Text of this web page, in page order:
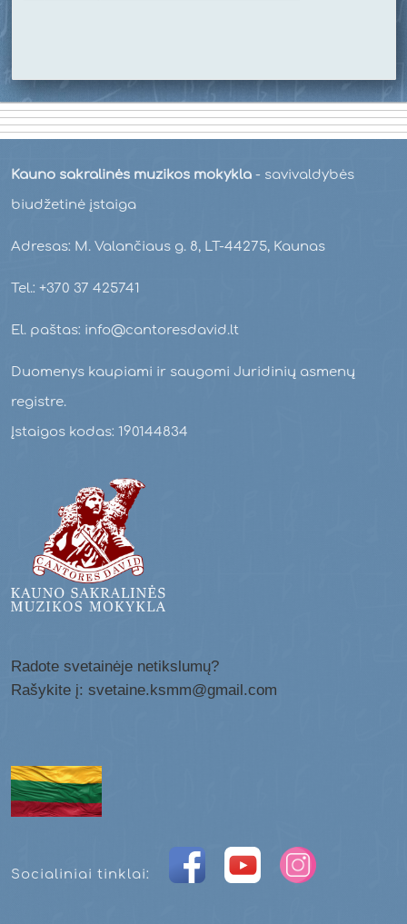
Kauno sakralinės muzikos mokykla - savivaldybės
biudžetinė įstaiga
Adresas: M. Valančiaus g. 8, LT-44275, Kaunas
Tel.: +370 37 425741
El. paštas: info@cantoresdavid.lt
Duomenys kaupiami ir saugomi Juridinių asmenų
registre.
Įstaigos kodas: 190144834
Radote svetainėje netikslumų?
Rašykite į: svetaine.ksmm@gmail.com
Socialiniai tinklai: